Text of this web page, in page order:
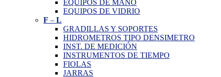
EQUIPOS DE MANO
EQUIPOS DE VIDRIO
F – L
GRADILLAS Y SOPORTES
HIDROMETROS TIPO DENSIMETRO
INST. DE MEDICIÓN
INSTRUMENTOS DE TIEMPO
FIOLAS
JARRAS